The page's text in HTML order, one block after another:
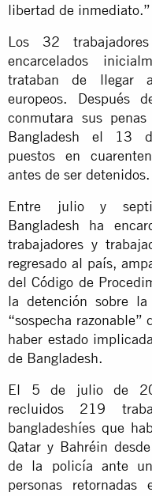
libertad de inmediato.”
Los 32
encarcelados
trataban de llegar
europeos. Después
conmutara sus
Bangladesh el 13
puestos en
antes de ser detenidos.
Entre julio y
Bangladesh ha
trabajadores y
regresado al país,
del Código de
la detención sobre
“sospecha razonable”
haber estado
de Bangladesh.
El 5 de julio de
recluidos 219
bangladeshíes que
Qatar y Bahréin
de la policía ante
personas retornadas